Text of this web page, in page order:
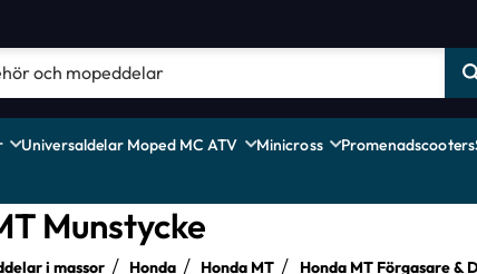
Universaldelar Moped MC ATV Minicross Promenadscooters
Munstycke
i massor Honda Honda MT Honda MT Förgasare &